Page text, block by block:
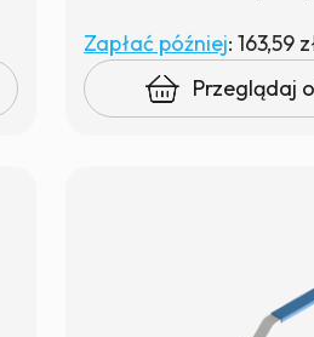
Zapłać później: 163,59
Przeglądaj